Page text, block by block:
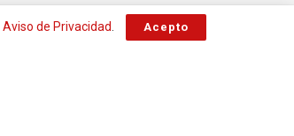
Aviso de Privacidad Acepto